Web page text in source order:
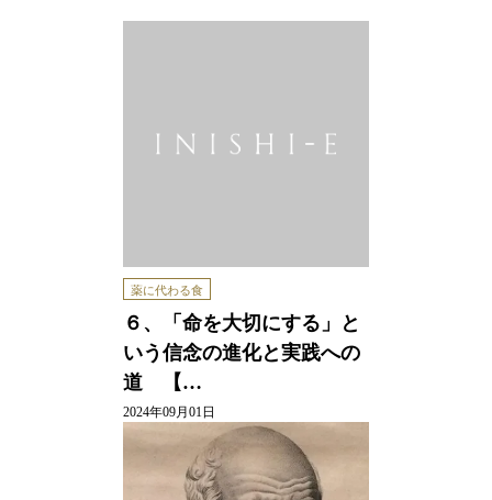
薬に代わる食
６、「命を大切にする」と
いう信念の進化と実践への
道 【…
2024年09月01日